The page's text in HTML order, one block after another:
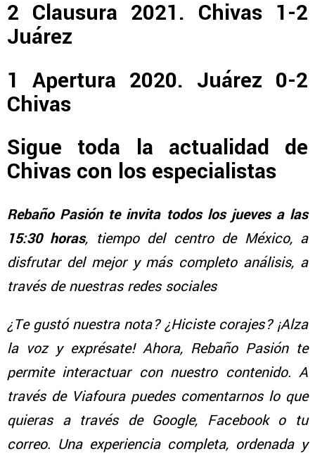
2 Clausura 2021. Chivas 1-2
Juárez
1 Apertura 2020. Juárez 0-2
Chivas
Sigue toda la actualidad de
Chivas con los especialistas
Rebaño Pasión te invita todos los jueves a las
15:30 horas, tiempo del centro de México, a
disfrutar del mejor y más completo análisis, a
través de nuestras redes sociales
¿Te gustó nuestra nota? ¿Hiciste corajes? ¡Alza
la voz y exprésate! Ahora, Rebaño Pasión te
permite interactuar con nuestro contenido. A
través de Viafoura puedes comentarnos lo que
quieras a través de Google, Facebook o tu
correo. Una experiencia completa, ordenada y